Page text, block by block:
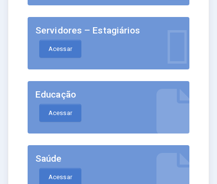
Servidores – Estagiários
Acessar
Educação
Acessar
Saúde
Acessar